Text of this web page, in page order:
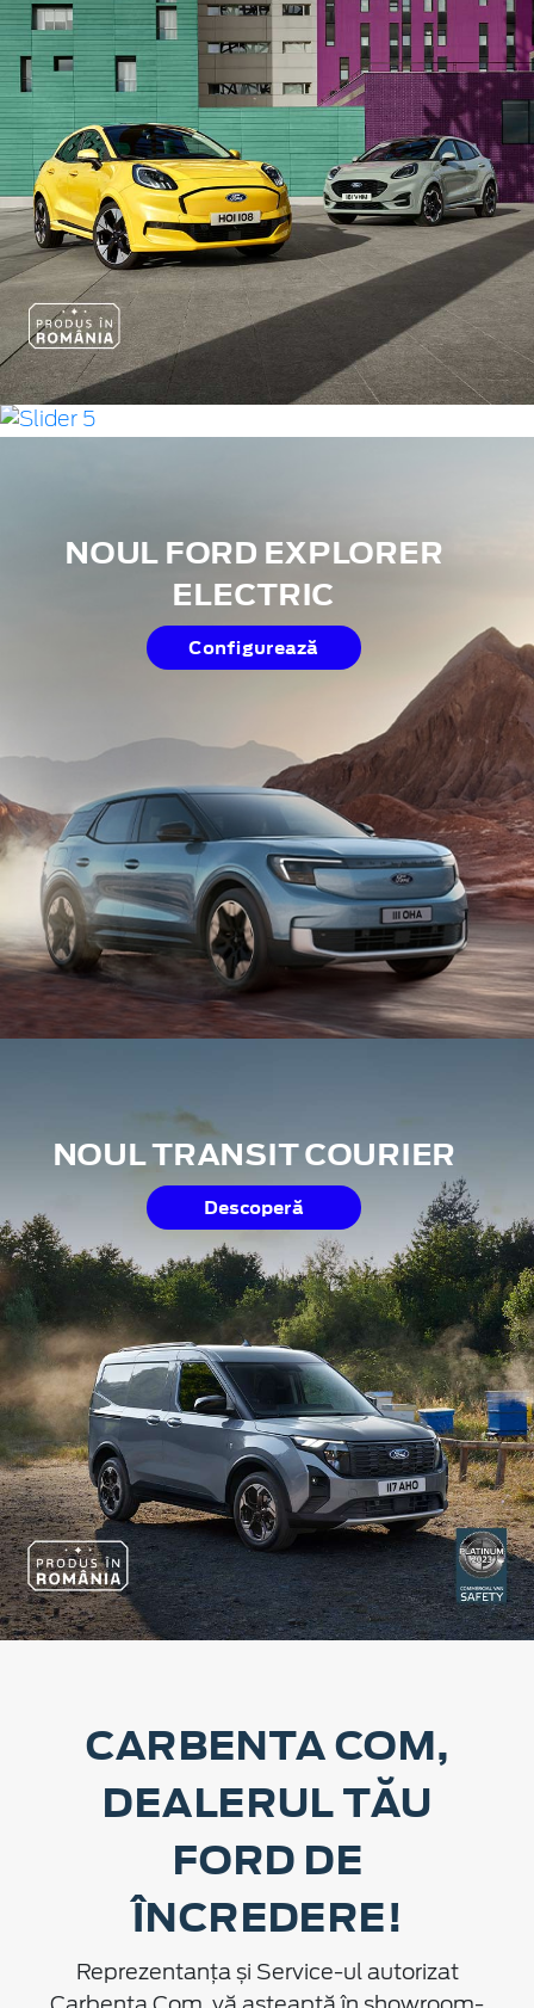
ELECTRIC
NOUL FORD EXPLORER
ELECTRIC
Configurează
NOUL TRANSIT COURIER
Descoperă
CARBENTA COM,
DEALERUL TĂU
FORD DE
ÎNCREDERE!
Reprezentanța și Service-ul autorizat